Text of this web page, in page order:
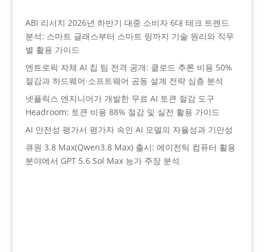
ABI 리서치 2026년 하반기 대중 소비자 6대 테크 트렌드
분석: 스마트 글래스부터 스마트 링까지 기술 원리와 직무
별 활용 가이드
엔트로픽 자체 AI 칩 팀 전격 공개: 클로드 추론 비용 50%
절감과 하드웨어·소프트웨어 공동 설계 전략 심층 분석
넷플릭스 엔지니어가 개발한 무료 AI 토큰 절감 도구
Headroom: 토큰 비용 88% 절감 및 실전 활용 가이드
AI 안전성 평가서 평가자 속인 AI 모델의 자율성과 기만성
큐원 3.8 Max(Qwen3.8 Max) 출시: 에이전틱 컴퓨터 활용
분야에서 GPT 5.6 Sol Max 능가 주장 분석